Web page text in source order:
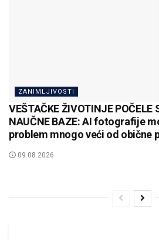
ZANIMLJIVOSTI
VEŠTAČKE ŽIVOTINJE POČELE
NAUČNE BAZE: AI fotografije
problem mnogo veći od obične
09.08.2026